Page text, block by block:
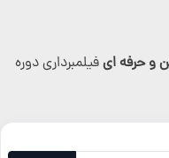
و حرفه ایفیلمبرداری دوره